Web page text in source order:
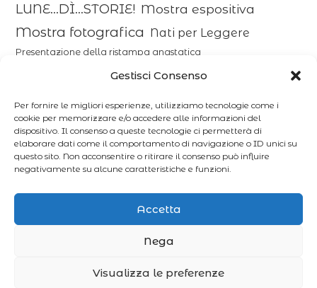
Gestisci Consenso
Per fornire le migliori esperienze, utilizziamo tecnologie come i
cookie per memorizzare e/o accedere alle informazioni del
dispositivo. Il consenso a queste tecnologie ci permetterà di
elaborare dati come il comportamento di navigazione o ID unici su
questo sito. Non acconsentire o ritirare il consenso può influire
negativamente su alcune caratteristiche e funzioni.
Accetta
Nega
Visualizza le preferenze
LUNE...DÌ...STORIE! Mostra espositiva
Mostra fotografica Nati per Leggere
Presentazione della ristampa anastatica
Presentazione del libro
Progetto Rassegna cinematografica
Reading teatrale Recital Spettacolo-riflessione